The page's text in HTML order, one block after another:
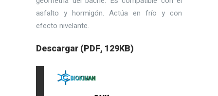
asfalto y hormigón. Actúa en frío y con
efecto nivelante.
Descargar (PDF, 129KB)